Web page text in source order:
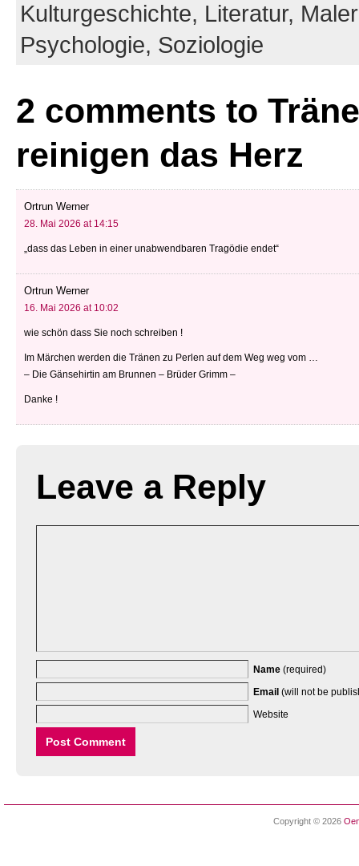
Kulturgeschichte, Literatur,
Psychologie, Soziologie
2 comments to
reinigen das Herz
Ortrun Werner
28. Mai 2026 at 14:15
„dass das Leben in einer unabwendbaren Tragödie endet“
Ortrun Werner
16. Mai 2026 at 10:02
wie schön dass Sie noch schreiben !
Im Märchen werden die Tränen zu Perlen auf dem Weg weg vom …
– Die Gänsehirtin am Brunnen – Brüder Grimm –
Danke !
Leave a Reply
Name (required)
Email (will not be
Website
Copyright © 2026